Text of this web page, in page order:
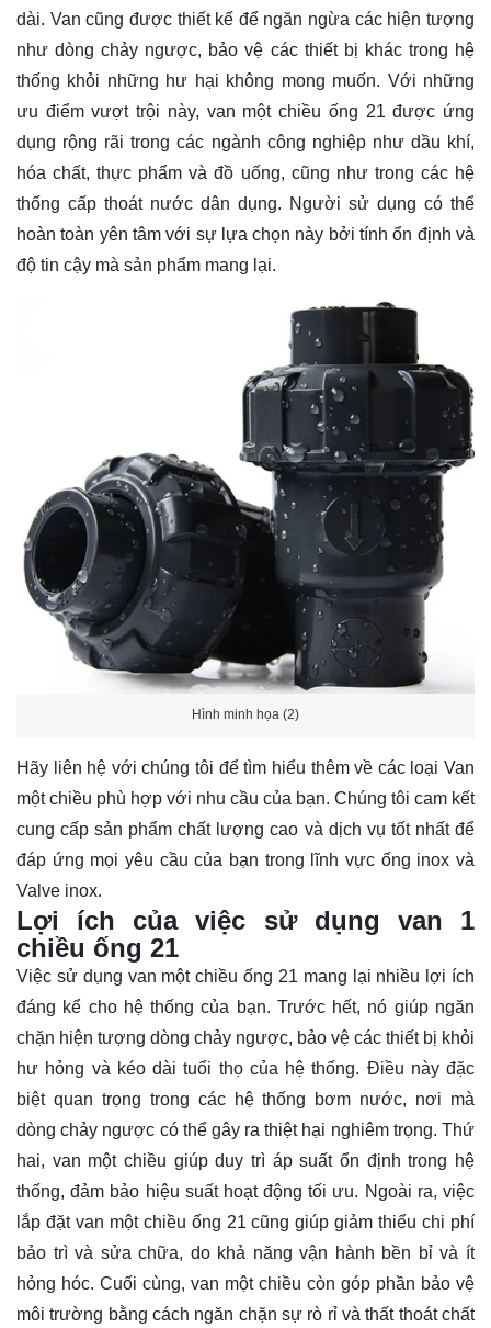
dài. Van cũng được thiết kế để ngăn ngừa các hiện tượng
như dòng chảy ngược, bảo vệ các thiết bị khác trong hệ
thống khỏi những hư hại không mong muốn. Với những
ưu điểm vượt trội này, van một chiều ống 21 được ứng
dụng rộng rãi trong các ngành công nghiệp như dầu khí,
hóa chất, thực phẩm và đồ uống, cũng như trong các hệ
thống cấp thoát nước dân dụng. Người sử dụng có thể
hoàn toàn yên tâm với sự lựa chọn này bởi tính ổn định và
độ tin cậy mà sản phẩm mang lại.
Hình minh họa (2)
Hãy liên hệ với chúng tôi để tìm hiểu thêm về các loại Van
một chiều phù hợp với nhu cầu của bạn. Chúng tôi cam kết
cung cấp sản phẩm chất lượng cao và dịch vụ tốt nhất để
đáp ứng mọi yêu cầu của bạn trong lĩnh vực ống inox và
Valve inox.
Lợi ích của việc sử dụng van 1
chiều ống 21
Việc sử dụng van một chiều ống 21 mang lại nhiều lợi ích
đáng kể cho hệ thống của bạn. Trước hết, nó giúp ngăn
chặn hiện tượng dòng chảy ngược, bảo vệ các thiết bị khỏi
hư hỏng và kéo dài tuổi thọ của hệ thống. Điều này đặc
biệt quan trọng trong các hệ thống bơm nước, nơi mà
dòng chảy ngược có thể gây ra thiệt hại nghiêm trọng. Thứ
hai, van một chiều giúp duy trì áp suất ổn định trong hệ
thống, đảm bảo hiệu suất hoạt động tối ưu. Ngoài ra, việc
lắp đặt van một chiều ống 21 cũng giúp giảm thiểu chi phí
bảo trì và sửa chữa, do khả năng vận hành bền bỉ và ít
hỏng hóc. Cuối cùng, van một chiều còn góp phần bảo vệ
môi trường bằng cách ngăn chặn sự rò rỉ và thất thoát chất